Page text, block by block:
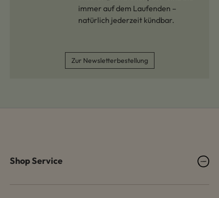
immer auf dem Laufenden –
natürlich jederzeit kündbar.
Zur Newsletterbestellung
Shop Service